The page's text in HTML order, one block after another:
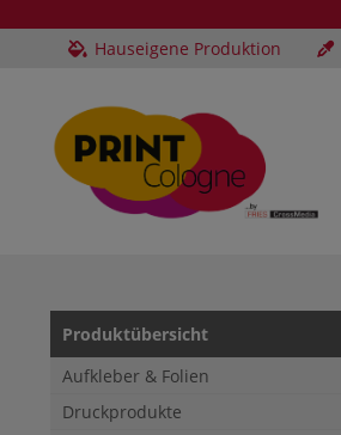
Hauseigene Produktion
Produktübersicht
Aufkleber & Folien
Druckprodukte